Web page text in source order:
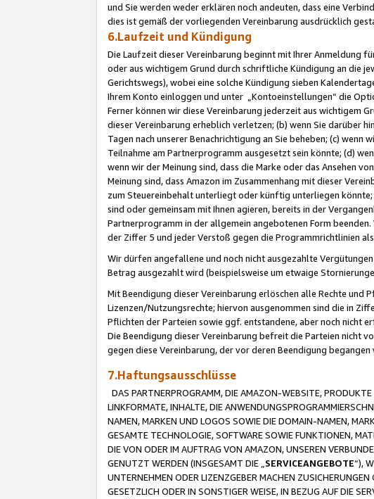
und Sie werden weder erklären noch andeuten, dass eine
dies ist gemäß der vorliegenden Vereinbarung ausdrücklich
6.Laufzeit und Kündigung
Die Laufzeit dieser Vereinbarung beginnt mit Ihrer Anmeldung
oder aus wichtigem Grund durch schriftliche Kündigung an die
Gerichtswegs), wobei eine solche Kündigung sieben
Ihrem Konto einloggen und unter „Kontoeinstellungen“ die
Ferner können wir diese Vereinbarung jederzeit aus wichtigem
dieser Vereinbarung erheblich verletzen; (b) wenn Sie darüber
Tagen nach unserer Benachrichtigung an Sie beheben; (c)
Teilnahme am Partnerprogramm ausgesetzt sein könnte; (d)
wenn wir der Meinung sind, dass die Marke oder das Ansehen
Meinung sind, dass Amazon im Zusammenhang mit dieser
zum Steuereinbehalt unterliegt oder künftig unterliegen könnte;
sind oder gemeinsam mit Ihnen agieren, bereits in der
Partnerprogramm in der allgemein angebotenen Form
der Ziffer 5 und jeder Verstoß gegen die Programmrichtlinien
Wir dürfen angefallene und noch nicht ausgezahlte
Betrag ausgezahlt wird (beispielsweise um etwaige
Mit Beendigung dieser Vereinbarung erlöschen alle Rechte und
Lizenzen/Nutzungsrechte; hiervon ausgenommen sind die in
Pflichten der Parteien sowie ggf. entstandene, aber noch nicht
Die Beendigung dieser Vereinbarung befreit die Parteien nicht
gegen diese Vereinbarung, der vor deren Beendigung begangen
7.Haftungsausschlüsse
DAS PARTNERPROGRAMM, DIE AMAZON-WEBSITE,
LINKFORMATE, INHALTE, DIE
NAMEN, MARKEN UND LOGOS SOWIE DIE DOMAIN-NAMEN,
GESAMTE TECHNOLOGIE, SOFTWARE SOWIE FUNKTIONEN,
DIE VON ODER IM AUFTRAG VON AMAZON, UNSEREN
GENUTZT WERDEN (INSGESAMT DIE „ SERVICEANGEBOTE“),
UNTERNEHMEN ODER LIZENZGEBER MACHEN
GESETZLICH ODER IN SONSTIGER WEISE, IN BEZUG AUF DIE